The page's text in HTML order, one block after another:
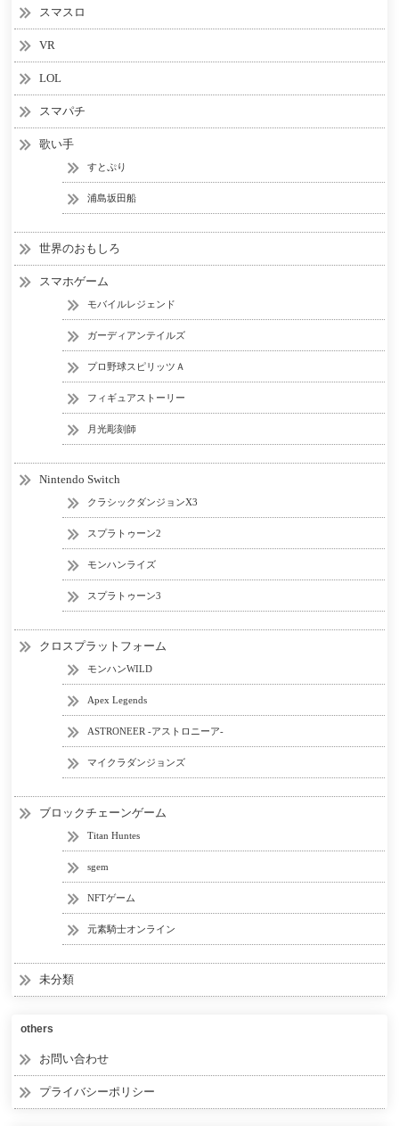
スマスロ
VR
LOL
スマパチ
歌い手
すとぷり
浦島坂田船
世界のおもしろ
スマホゲーム
モバイルレジェンド
ガーディアンテイルズ
プロ野球スピリッツＡ
フィギュアストーリー
月光彫刻師
Nintendo Switch
クラシックダンジョンX3
スプラトゥーン2
モンハンライズ
スプラトゥーン3
クロスプラットフォーム
モンハンWILD
Apex Legends
ASTRONEER -アストロニーア-
マイクラダンジョンズ
ブロックチェーンゲーム
Titan Huntes
sgem
NFTゲーム
元素騎士オンライン
未分類
others
お問い合わせ
プライバシーポリシー